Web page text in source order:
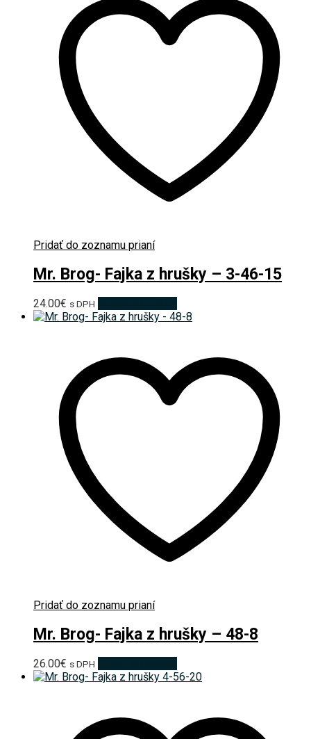
Pridať do zoznamu prianí
Mr. Brog- Fajka z hrušky – 3-46-15
24.00€ s DPH
Pridať do zoznamu prianí
Mr. Brog- Fajka z hrušky – 48-8
26.00€ s DPH